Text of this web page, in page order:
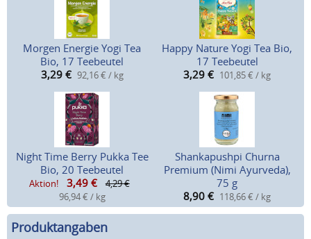
Morgen Energie Yogi Tea
Bio, 17 Teebeutel
3,29 € 92,16 € / kg
Happy Nature Yogi Tea Bio,
17 Teebeutel
3,29 € 101,85 € / kg
Night Time Berry Pukka Tee
Bio, 20 Teebeutel
Aktion! 3,49 €
4,29 €
96,94 € / kg
Shankapushpi Churna
Premium (Nimi Ayurveda),
75 g
8,90 € 118,66 € / kg
Produktangaben